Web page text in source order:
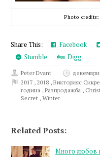
Photo
Share This: Facebook
Stumble
Digg
Peter Dvant
декември
2017 ,2018 ,Викторияс
година ,Разпродажба ,
Secret ,Winter
Related Posts:
Много любов